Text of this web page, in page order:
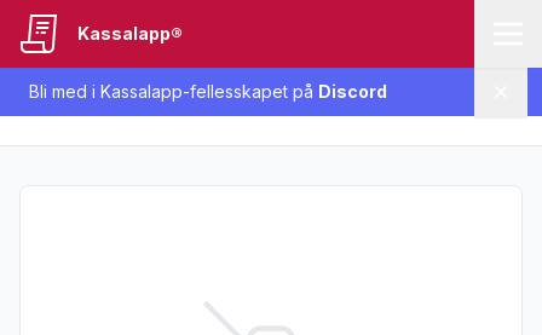
Bli med i Kassalapp-fellesskapet på Discord
Kassalapp®